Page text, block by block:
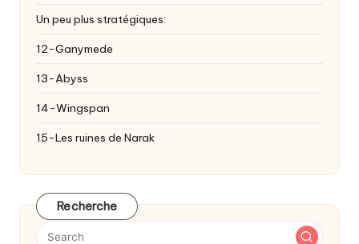
Un peu plus stratégiques:
12-Ganymede
13-Abyss
14-Wingspan
15-Les ruines de Narak
Recherche